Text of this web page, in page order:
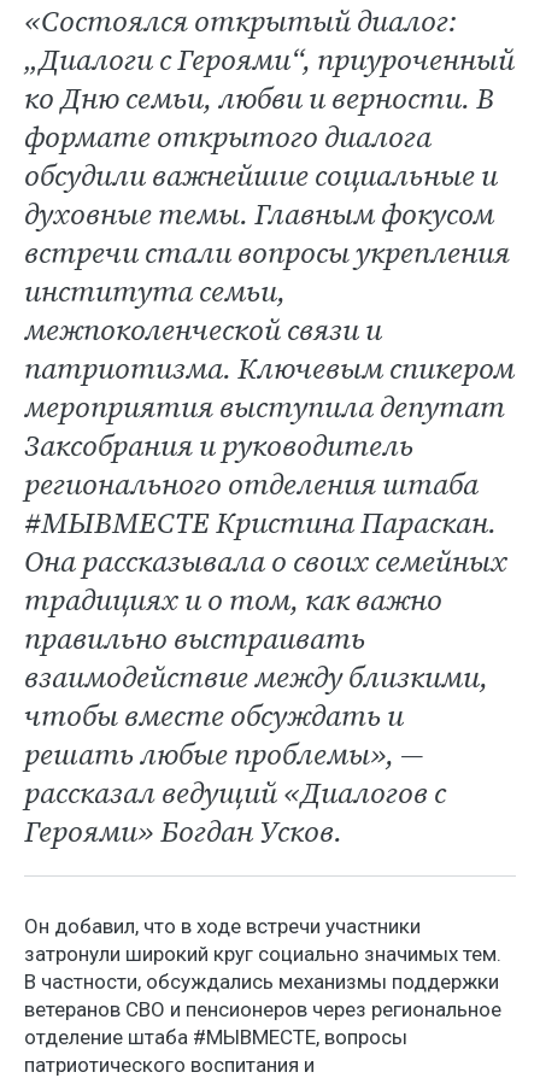
«Состоялся открытый диалог:
„Диалоги с Героями“, приуроченный
ко Дню семьи, любви и верности. В
формате открытого диалога
обсудили важнейшие социальные и
духовные темы. Главным фокусом
встречи стали вопросы укрепления
института семьи,
межпоколенческой связи и
патриотизма. Ключевым спикером
мероприятия выступила депутат
Заксобрания и руководитель
регионального отделения штаба
#МЫВМЕСТЕ Кристина Параскан.
Она рассказывала о своих семейных
традициях и о том, как важно
правильно выстраивать
взаимодействие между близкими,
чтобы вместе обсуждать и
решать любые проблемы», —
рассказал ведущий «Диалогов с
Героями» Богдан Усков.
Он добавил, что в ходе встречи участники
затронули широкий круг социально значимых тем.
В частности, обсуждались механизмы поддержки
ветеранов СВО и пенсионеров через региональное
отделение штаба #МЫВМЕСТЕ, вопросы
патриотического воспитания и